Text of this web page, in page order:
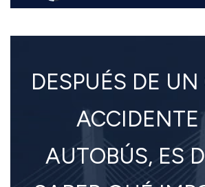
DESPUÉS DE
ACCIDENTE
AUTOBÚS, ES